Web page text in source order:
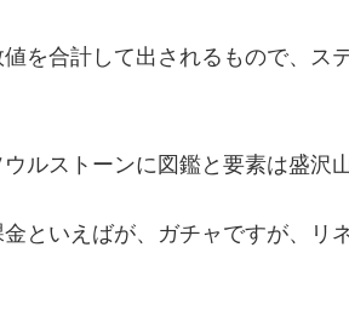
を合計して出されるもので、ス
ルストーンに図鑑と要素は盛沢山
といえばが、ガチャですが、リ